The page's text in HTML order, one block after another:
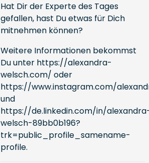
Hat Dir der Experte des Tages
gefallen, hast Du etwas für Dich
mitnehmen können?
Weitere Informationen bekommst
Du unter https://alexandra-
welsch.com/ oder
https://www.instagram.com/
und
https://de.linkedin.com/in/
welsch-89bb0b196?
trk=public_profile_samename-
profile.